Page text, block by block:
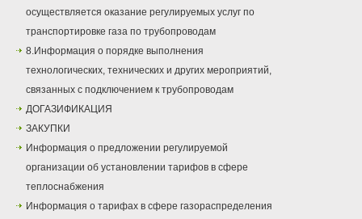
осуществляется оказание регулируемых услуг по
транспортировке газа по трубопроводам
8.Информация о порядке выполнения
технологических, технических и других мероприятий,
связанных с подключением к трубопроводам
ДОГАЗИФИКАЦИЯ
ЗАКУПКИ
Информация о предложении регулируемой
организации об установлении тарифов в сфере
теплоснабжения
Информация о тарифах в сфере газораспределения